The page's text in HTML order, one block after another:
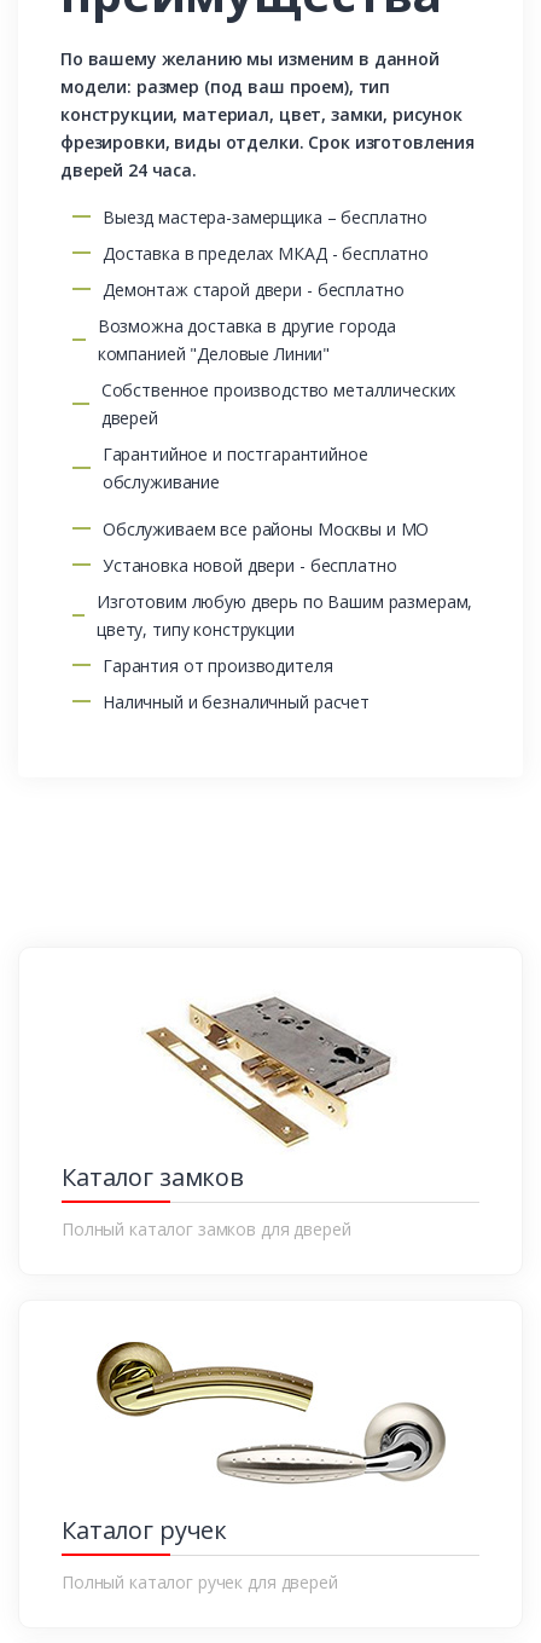
По вашему желанию мы изменим в данной
модели: размер (под ваш проем), тип
конструкции, материал, цвет, замки, рисунок
фрезировки, виды отделки. Срок изготовления
дверей 24 часа.
Выезд мастера-замерщика – бесплатно
Доставка в пределах МКАД - бесплатно
Демонтаж старой двери - бесплатно
Возможна доставка в другие города
компанией "Деловые Линии"
Собственное производство металлических
дверей
Гарантийное и постгарантийное
обслуживание
Обслуживаем все районы Москвы и МО
Установка новой двери - бесплатно
Изготовим любую дверь по Вашим размерам,
цвету, типу конструкции
Гарантия от производителя
Наличный и безналичный расчет
Каталог замков
Полный каталог замков для дверей
Каталог ручек
Полный каталог ручек для дверей